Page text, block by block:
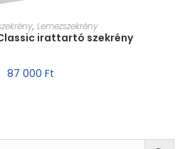
VÁLASZTÁSA
, Lemezszekrény
irattartó szekrény
87 000 Ft